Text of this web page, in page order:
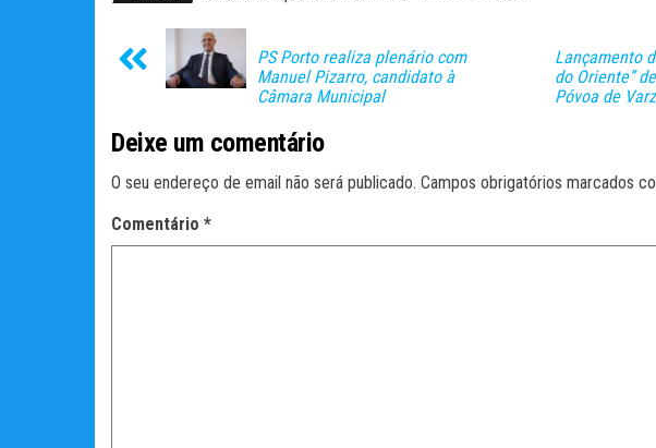
PS Porto realiza plenário com
Manuel Pizarro, candidato à
Câmara Municipal
Lançamento
do Oriente”
Póvoa de
Deixe um comentário
O seu endereço de email não será publicado. Campos obrigatórios marcados
Comentário *